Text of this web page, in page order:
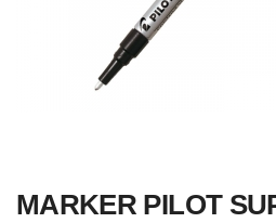
MARKER PILOT